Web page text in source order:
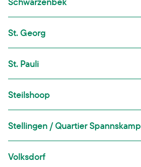
St. Georg
St. Pauli
Steilshoop
Stellingen / Quartier Spannskamp
Volksdorf